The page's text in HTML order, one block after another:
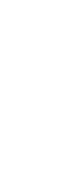
się 25 km od
,